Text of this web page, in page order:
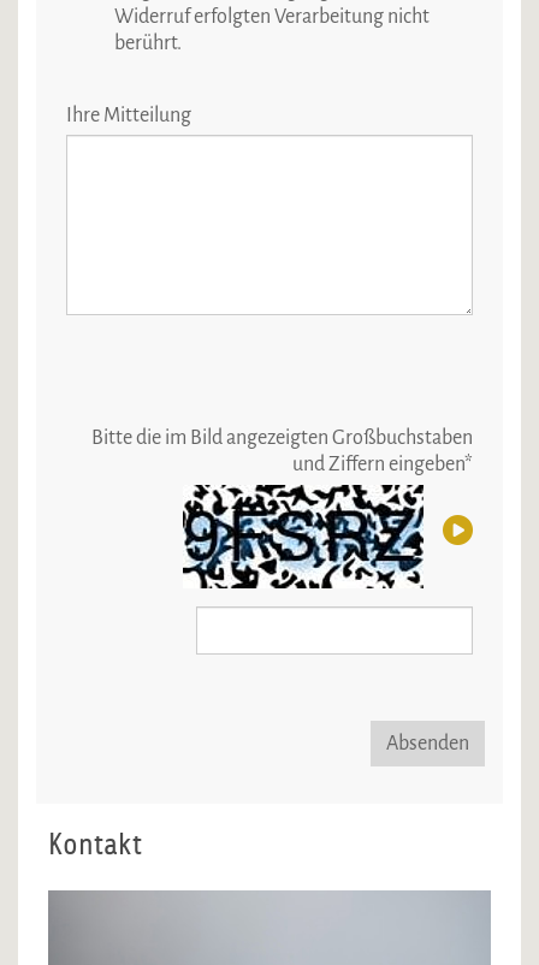
Widerruf erfolgten Verarbeitung nicht
berührt.
Ihre Mitteilung
Bitte die im Bild angezeigten Großbuchstaben
und Ziffern eingeben*
Absenden
Kontakt